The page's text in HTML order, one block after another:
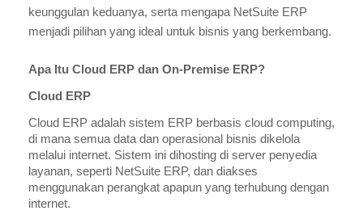
keunggulan keduanya, serta mengapa NetSuite ERP
menjadi pilihan yang ideal untuk bisnis yang berkembang.
Apa Itu Cloud ERP dan On-Premise ERP?
Cloud ERP
Cloud ERP adalah sistem ERP berbasis cloud computing,
di mana semua data dan operasional bisnis dikelola
melalui internet. Sistem ini dihosting di server penyedia
layanan, seperti NetSuite ERP, dan diakses
menggunakan perangkat apapun yang terhubung dengan
internet.